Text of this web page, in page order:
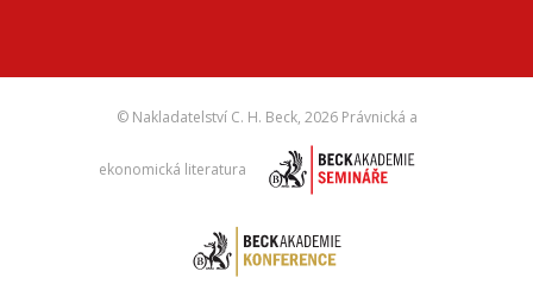
© Nakladatelství C. H. Beck, 2026 Právnická a
ekonomická literatura